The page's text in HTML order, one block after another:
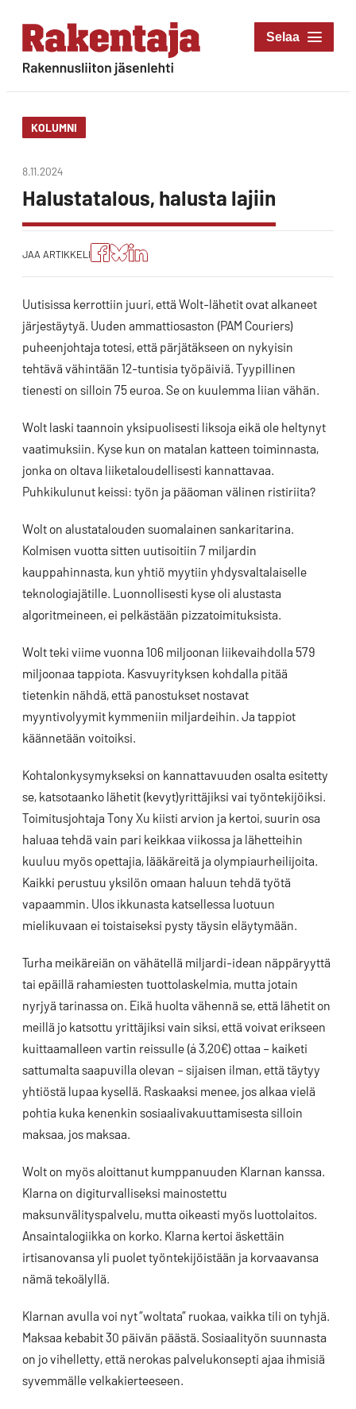
Siirry
suoraan
sisältöön
Rakentaja-lehti
KOLUMNI
8.11.2024
Halustatalous, halusta lajiin
JAA ARTIKKELI
Jaa
artikkeli
Facebookissa
Jaa
artikkeli
Blueskyssa
Jako:
Jaa
artikkeli
Uutisissa kerrottiin juuri, että Wolt-lähetit ovat alkaneet
järjestäytyä. Uuden ammattiosaston (PAM Couriers)
puheenjohtaja totesi, että pärjätäkseen on nykyisin
tehtävä vähintään 12-tuntisia työpäiviä. Tyypillinen
tienesti on silloin 75 euroa. Se on kuulemma liian vähän.
Wolt laski taannoin yksipuolisesti liksoja eikä ole heltynyt
vaatimuksiin. Kyse kun on matalan katteen toiminnasta,
jonka on oltava liiketaloudellisesti kannattavaa.
Puhkikulunut keissi: työn ja pääoman välinen ristiriita?
Wolt on alustatalouden suomalainen sankaritarina.
Kolmisen vuotta sitten uutisoitiin 7 miljardin
kauppahinnasta, kun yhtiö myytiin yhdysvaltalaiselle
teknologiajätille. Luonnollisesti kyse oli alustasta
algoritmeineen, ei pelkästään pizzatoimituksista.
Wolt teki viime vuonna 106 miljoonan liikevaihdolla 579
miljoonaa tappiota. Kasvuyrityksen kohdalla pitää
tietenkin nähdä, että panostukset nostavat
myyntivolyymit kymmeniin miljardeihin. Ja tappiot
käännetään voitoiksi.
Kohtalonkysymykseksi on kannattavuuden osalta esitetty
se, katsotaanko lähetit (kevyt)yrittäjiksi vai työntekijöiksi.
Toimitusjohtaja Tony Xu kiisti arvion ja kertoi, suurin osa
haluaa tehdä vain pari keikkaa viikossa ja lähetteihin
kuuluu myös opettajia, lääkäreitä ja olympiaurheilijoita.
Kaikki perustuu yksilön omaan haluun tehdä työtä
vapaammin. Ulos ikkunasta katsellessa luotuun
mielikuvaan ei toistaiseksi pysty täysin eläytymään.
Turha meikäreiän on vähätellä miljardi-idean näppäryyttä
tai epäillä rahamiesten tuottolaskelmia, mutta jotain
nyrjyä tarinassa on. Eikä huolta vähennä se, että lähetit on
meillä jo katsottu yrittäjiksi vain siksi, että voivat erikseen
kuittaamalleen vartin reissulle (á 3,20€) ottaa – kaiketi
sattumalta saapuvilla olevan – sijaisen ilman, että täytyy
yhtiöstä lupaa kysellä. Raskaaksi menee, jos alkaa vielä
pohtia kuka kenenkin sosiaalivakuuttamisesta silloin
maksaa, jos maksaa.
Wolt on myös aloittanut kumppanuuden Klarnan kanssa.
Klarna on digiturvalliseksi mainostettu
maksunvälityspalvelu, mutta oikeasti myös luottolaitos.
Ansaintalogiikka on korko. Klarna kertoi äskettäin
irtisanovansa yli puolet työntekijöistään ja korvaavansa
nämä tekoälyllä.
Klarnan avulla voi nyt ”woltata” ruokaa, vaikka tili on tyhjä.
Maksaa kebabit 30 päivän päästä. Sosiaalityön suunnasta
on jo vihelletty, että nerokas palvelukonsepti ajaa ihmisiä
syvemmälle velkakierteeseen.